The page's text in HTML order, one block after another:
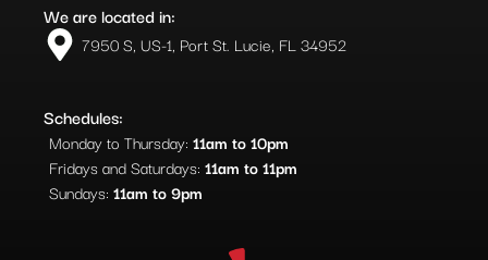
We are located in:
7950 S, US-1, Port St. Lucie, FL 34952​
Schedules:
Monday to Thursday: 11am to 10pm
Fridays and Saturdays: 11am to 11pm
Sundays: 11am to 9pm